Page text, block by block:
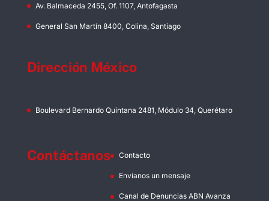
Av. Balmaceda 2455, Of. 1107, Antofagasta
General San Martín 8400, Colina, Santiago
Dirección México
Boulevard Bernardo Quintana 2481, Módulo 34, Querétaro
Contáctanos Contacto
Envíanos un mensaje
Canal de Denuncias ABN Avanza